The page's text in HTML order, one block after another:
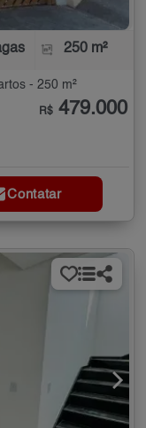
250 m²
- 250 m²
R$ 479.000
Contatar